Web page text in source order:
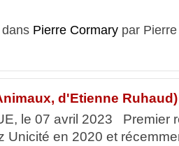
Pierre Cormary par
d'Etienne Ruhaud)
le 07 avril 2023 Premier
Unicité en 2020 et